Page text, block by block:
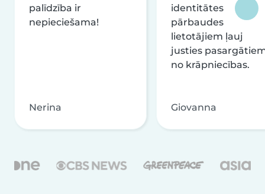
palīdzība ir
nepieciešama!
Nerina
identitātes
pārbaudes
lietotājiem ļauj
justies
no krāpniecības.
Giovanna